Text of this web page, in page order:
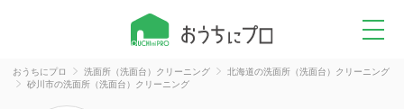
おうちにプロ 洗面所（洗面台）クリーニング
北海道の洗面所（洗面台）クリーニング
砂川市の洗面所（洗面台）クリーニング